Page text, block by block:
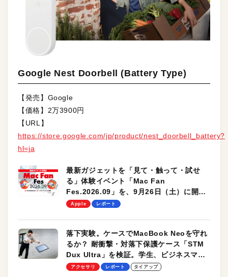
Google Nest Doorbell (Battery Type)
【発売】Google
【価格】2万3900円
【URL】
https://store.google.com/jp/product/nest_doorbell_battery?
hl=ja
最新ガジェットを「見て・触って・試せ
る」体験イベント「Mac Fan
Fes.2026.09」を、9月26日（土）に開催
します！
Apple レポート
落下実験。ケースでMacBook Neoを守れ
るか？ 耐衝撃・対落下保護ケース「STM
Dux Ultra」を検証。学生、ビジネスマン
のモバイルユースに最適！
アクセサリ レポート タイアップ